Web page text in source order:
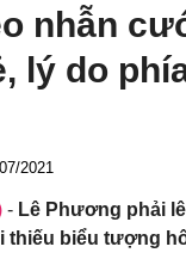
nhẫn
lý do
2021
- Lê Phương phải
thiếu biểu tượng